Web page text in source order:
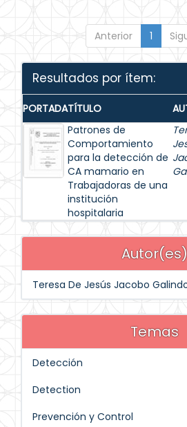
Anterior 1
Resultados por ítem:
PORTADATÍTULO
Patrones de
Comportamiento
para la detección de
CA mamario en
Trabajadoras de una
institución
hospitalaria
Autor(es)
Teresa De Jesús Jacobo
Temas
Detección
Detection
Prevención y Control